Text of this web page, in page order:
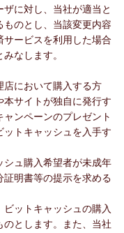
に対し、当社が適当と
のとし、当該変更内容
ービスを利用した場合
なします。
店において購入する方
サイトが独自に発行す
ンペーンのプレゼント
トキャッシュを入手す
シュ購入希望者が未成年
明書等の提示を求める
ットキャッシュの購入
とします。また、当社